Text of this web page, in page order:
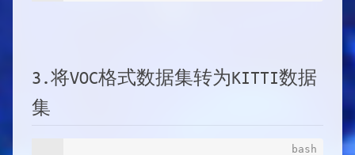
3.将VOC格式数据集转为KITTI数据
集